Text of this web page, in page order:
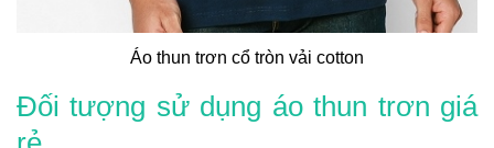
Áo thun trơn cổ tròn vải cotton
Đối tượng sử dụng áo thun trơn giá